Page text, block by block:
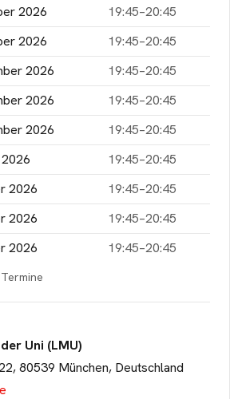
Cookie akzeptieren
2026
19:45–20:45
2026
19:45–20:45
2026
19:45–20:45
2026
19:45–20:45
2026
19:45–20:45
19:45–20:45
2026
19:45–20:45
2026
19:45–20:45
2026
19:45–20:45
Uni (LMU)
80539 München, Deutschland